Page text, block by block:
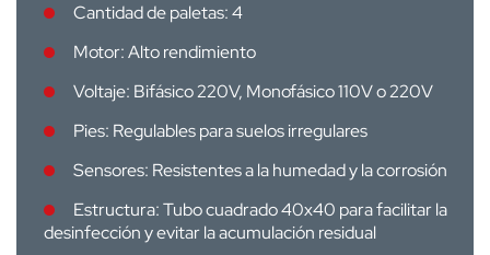
Cantidad de paletas: 4
Motor: Alto rendimiento
Voltaje: Bifásico 220V, Monofásico 110V o 220V
Pies: Regulables para suelos irregulares
Sensores: Resistentes a la humedad y la corrosión
Estructura: Tubo cuadrado 40x40 para facilitar la
desinfección y evitar la acumulación residual